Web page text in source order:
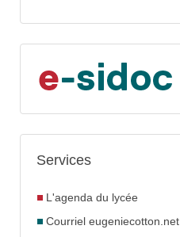
Services
L'agenda du lycée
Courriel eugeniecotton.net